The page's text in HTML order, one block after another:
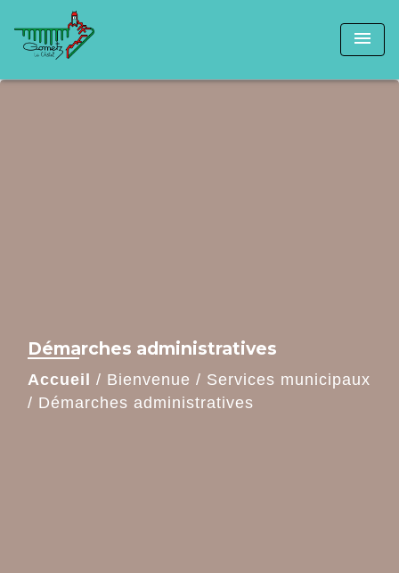
menu
Démarches administratives
Accueil / Bienvenue / Services municipaux
/ Démarches administratives